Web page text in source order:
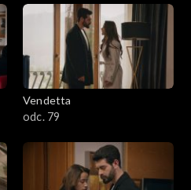
Vendetta
odc. 79